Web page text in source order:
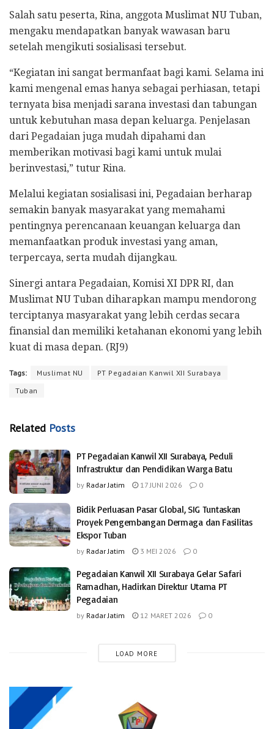
Salah satu peserta, Rina, anggota Muslimat NU Tuban,
mengaku mendapatkan banyak wawasan baru
setelah mengikuti sosialisasi tersebut.
“Kegiatan ini sangat bermanfaat bagi kami. Selama ini
kami mengenal emas hanya sebagai perhiasan, tetapi
ternyata bisa menjadi sarana investasi dan tabungan
untuk kebutuhan masa depan keluarga. Penjelasan
dari Pegadaian juga mudah dipahami dan
memberikan motivasi bagi kami untuk mulai
berinvestasi,” tutur Rina.
Melalui kegiatan sosialisasi ini, Pegadaian berharap
semakin banyak masyarakat yang memahami
pentingnya perencanaan keuangan keluarga dan
memanfaatkan produk investasi yang aman,
terpercaya, serta mudah dijangkau.
Sinergi antara Pegadaian, Komisi XI DPR RI, dan
Muslimat NU Tuban diharapkan mampu mendorong
terciptanya masyarakat yang lebih cerdas secara
finansial dan memiliki ketahanan ekonomi yang lebih
kuat di masa depan. (RJ9)
Tags: Muslimat NU
PT Pegadaian Kanwil XII Surabaya
Tuban
Related Posts
PT Pegadaian Kanwil XII Surabaya, Peduli
Infrastruktur dan Pendidikan Warga Batu
by Radar Jatim 17 JUNI 2026 0
Bidik Perluasan Pasar Global, SIG Tuntaskan
Proyek Pengembangan Dermaga dan Fasilitas
Ekspor Tuban
by Radar Jatim 3 MEI 2026 0
Pegadaian Kanwil XII Surabaya Gelar Safari
Ramadhan, Hadirkan Direktur Utama PT
Pegadaian
by Radar Jatim 12 MARET 2026 0
LOAD MORE